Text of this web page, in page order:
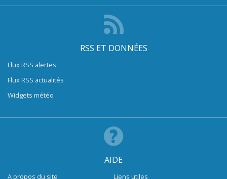
RSS ET DONNÉES
Flux RSS alertes
Flux RSS actualités
Widgets météo
AIDE
A propos du site Liens utiles